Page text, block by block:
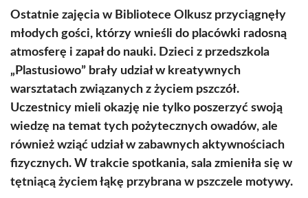
Ostatnie zajęcia w Bibliotece Olkusz przyciągnęły
młodych gości, którzy wnieśli do placówki radosną
atmosferę i zapał do nauki. Dzieci z przedszkola
„Plastusiowo” brały udział w kreatywnych
warsztatach związanych z życiem pszczół.
Uczestnicy mieli okazję nie tylko poszerzyć swoją
wiedzę na temat tych pożytecznych owadów, ale
również wziąć udział w zabawnych aktywnościach
fizycznych. W trakcie spotkania, sala zmieniła się w
tętniącą życiem łąkę przybrana w pszczele motywy.